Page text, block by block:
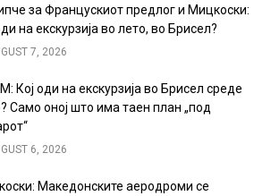
за Францускиот предлог и Мицкоски:
на екскурзија во лето, во Брисел?
7, 2026
Кој оди на екскурзија во Брисел среде
Само оној што има таен план „под
6, 2026
Македонските аеродроми се